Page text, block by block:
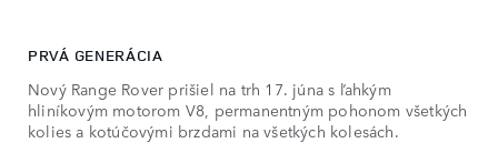
PRVÁ GENERÁCIA
Nový Range Rover prišiel na trh 17. júna s ľahkým
hliníkovým motorom V8, permanentným pohonom všetkých
kolies a kotúčovými brzdami na všetkých kolesách.